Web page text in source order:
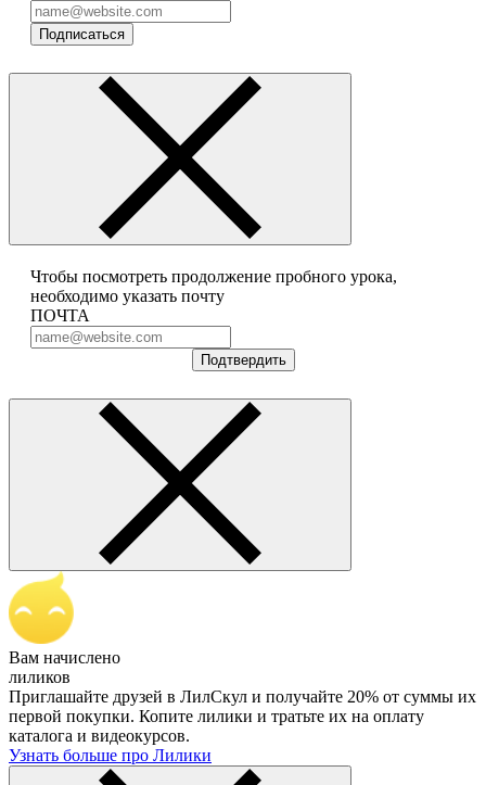
Подписаться
Чтобы посмотреть продолжение пробного урока,
необходимо указать почту
ПОЧТА
Подтвердить
Вам начислено
лиликов
Приглашайте друзей в ЛилСкул и получайте 20% от суммы их
первой покупки. Копите лилики и тратьте их на оплату
каталога и видеокурсов.
Узнать больше про Лилики